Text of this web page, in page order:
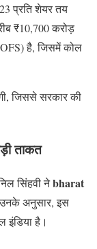
प्रति शेयर तय
₹10,700 करोड़
है, जिसमें कोल
जिससे सरकार की
ताकत
सिंहवी नेbharat
अनुसार, इस
है।